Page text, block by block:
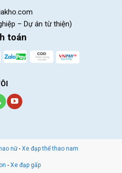
– Dự án từ thiện)
toán
nữ- Xe đạp thể thao nam
- Xe đạp gấp